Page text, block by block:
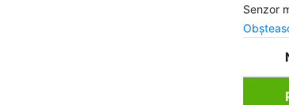
Senzor